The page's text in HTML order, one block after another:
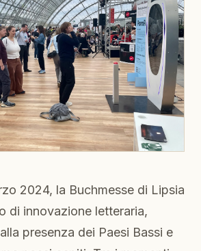
2024, la Buchmesse di Lipsia
di innovazione letteraria,
presenza dei Paesi Bassi e